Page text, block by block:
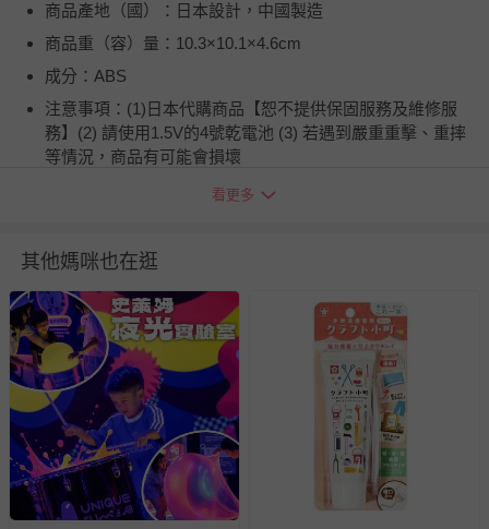
商品產地（國）：日本設計，中國製造
商品重（容）量：10.3×10.1×4.6cm
成分：ABS
注意事項：(1)日本代購商品【恕不提供保固服務及維修服
務】(2) 請使用1.5V的4號乾電池 (3) 若遇到嚴重重擊、重摔
等情況，商品有可能會損壞
請勿混用不同品牌的電池
清潔時請勿水洗，請以乾布清潔。
建議到貨時儘速檢查是否有瑕疵，並於七日鑑賞期內聯繫媽
咪愛客服。
日本代購商品【恕不提供保固服務及維修服務】
包裝內電池僅供測試用，需要額外購買電池使用
本商品只能計時一小時內，請
勿強行轉超過59~60分，以免
商品卡殼無法使用、造成故障。
【連線代購包裝注意事項】
看更多
其他媽咪也在逛